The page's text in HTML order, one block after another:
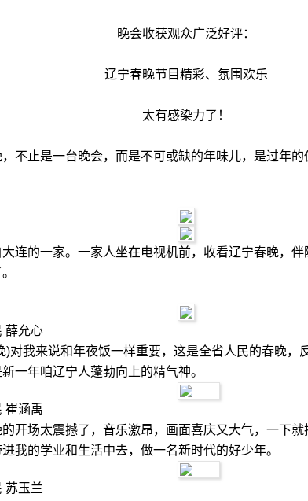
晚会收获观众广泛好评：
辽宁春晚节目精彩、氛围欢乐
太有感染力了！
止是一台晚会，而是不可或缺的年味儿，是过年的
的一家。一家人坐在电视机前，收看辽宁春晚，伴
薛允心
)对我来说和年夜饭一样重要，这是全省人民的春晚，
一年咱辽宁人蓬勃向上的精气神。
崔涵禹
开场太震撼了，音乐激昂，画面喜庆又大气，一下
我的学业和生活中去，做一名新时代的好少年。
苏玉兰